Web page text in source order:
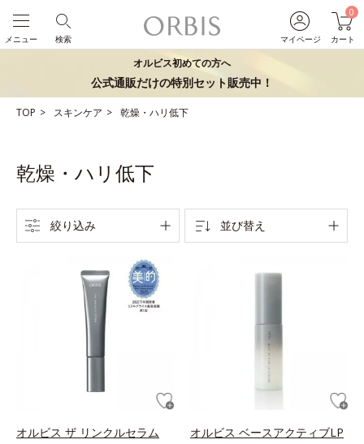
マイページ
0
カート
検索
メニュー
オルビス初めての方へ
公式通販だけの特別セット販売中！
TOP スキンケア 乾燥・ハリ低下
乾燥・ハリ低下
絞り込み 並び替え
オルビス ザ リンクルセラム
オルビス ベースアクティブLP